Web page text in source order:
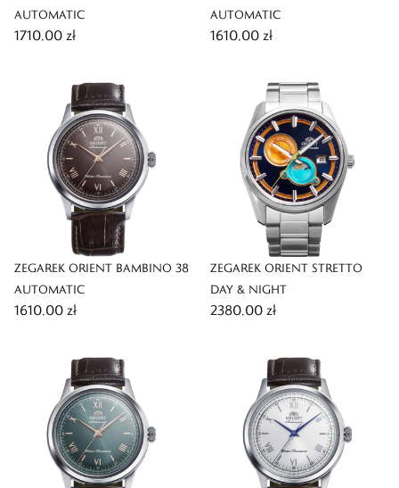
AUTOMATIC
1710,00 zł
AUTOMATIC
1610,00 zł
ZEGAREK ORIENT BAMBINO 38
AUTOMATIC
1610,00 zł
ZEGAREK ORIENT STRETTO
DAY & NIGHT
2380,00 zł